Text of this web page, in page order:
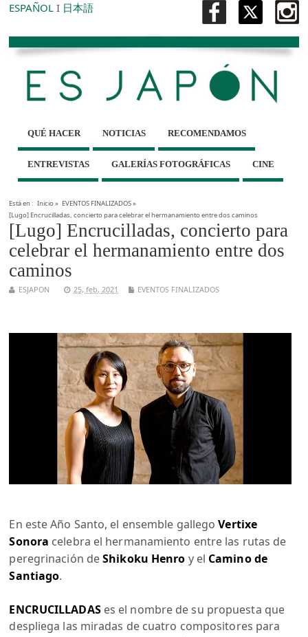
ESPAÑOL I 日本語
QUÉ HACER NOTICIAS RECOMENDAMOS
ENTREVISTAS GALERÍAS FOTOGRÁFICAS CINE
Está en : Inicio» EVENTOS FINALIZADOS»
[Lugo] Encrucilladas, concierto para celebrar el hermanamiento entre dos caminos
[Lugo] Encrucilladas, concierto para
celebrar el hermanamiento entre dos
caminos
ESJAPON 25, feb, 2021 EVENTOS FINALIZADOS
En este Año Santo, el ensemble gallegoVertixe
Sonora celebra el hermanamiento entre las rutas de
peregrinación deShikoku Henro y el Camino de
Santiago.
ENCRUCILLADASes el nombre de su propuesta que
despliega las miradas de cuatro compositores para